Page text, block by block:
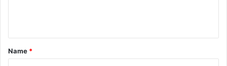
*
Name *